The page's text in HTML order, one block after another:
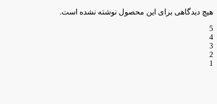
هیچ دیدگاهی برای این محصول نوشته نشده است.
5
4
3
2
1